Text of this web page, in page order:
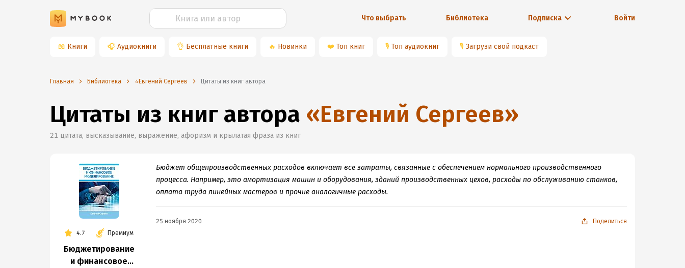
Что выбрать Библиотека Подписка Войти
📖 Книги 🎧 Аудиокниги 👌 Бесплатные книги 🔥 Новинки ❤️ Топ книг 🎙 Топ аудиокниг 🎙 Загрузи свой подкаст
Главная Библиотека ⭐️Евгений Сергеев Цитаты из книг автора
Цитаты из книг автора «Евгений Сергеев»
21 цитата, высказывание, выражение, афоризм и крылатая фраза из книг
4.7 Премиум
Бюджетирование
и финансовое
Бюджет общепроизводственных расходов включает все затраты, связанные с обеспечением нормального производственного
процесса. Например, это амортизация машин и оборудования, зданий производственных цехов, расходы по обслуживанию станков,
оплата труда линейных мастеров и прочие аналогичные расходы.
25 ноября 2020 Поделиться